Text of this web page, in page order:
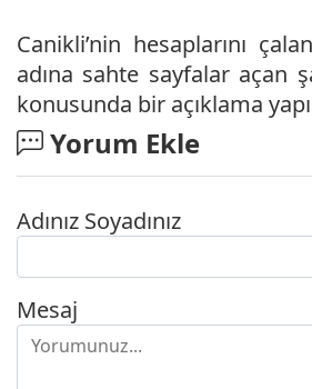
Canikli’nin hesaplarını
adına sahte sayfalar açan
konusunda bir açıklama
Yorum Ekle
Adınız Soyadınız
Mesaj